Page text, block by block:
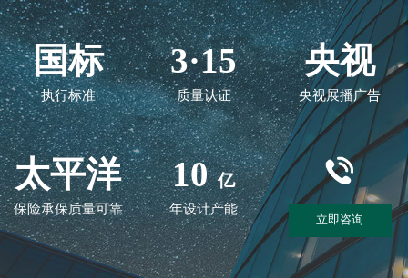
国标
执行标准
3·15
质量认证
央视
央视展播广告
太平洋
保险承保质量可靠
10 亿
年设计产能
立即咨询